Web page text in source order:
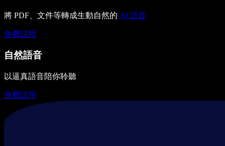
將 PDF、文件等轉成生動自然的 AI 語音
免費試用
自然語音
以逼真語音陪你聆聽
免費試用